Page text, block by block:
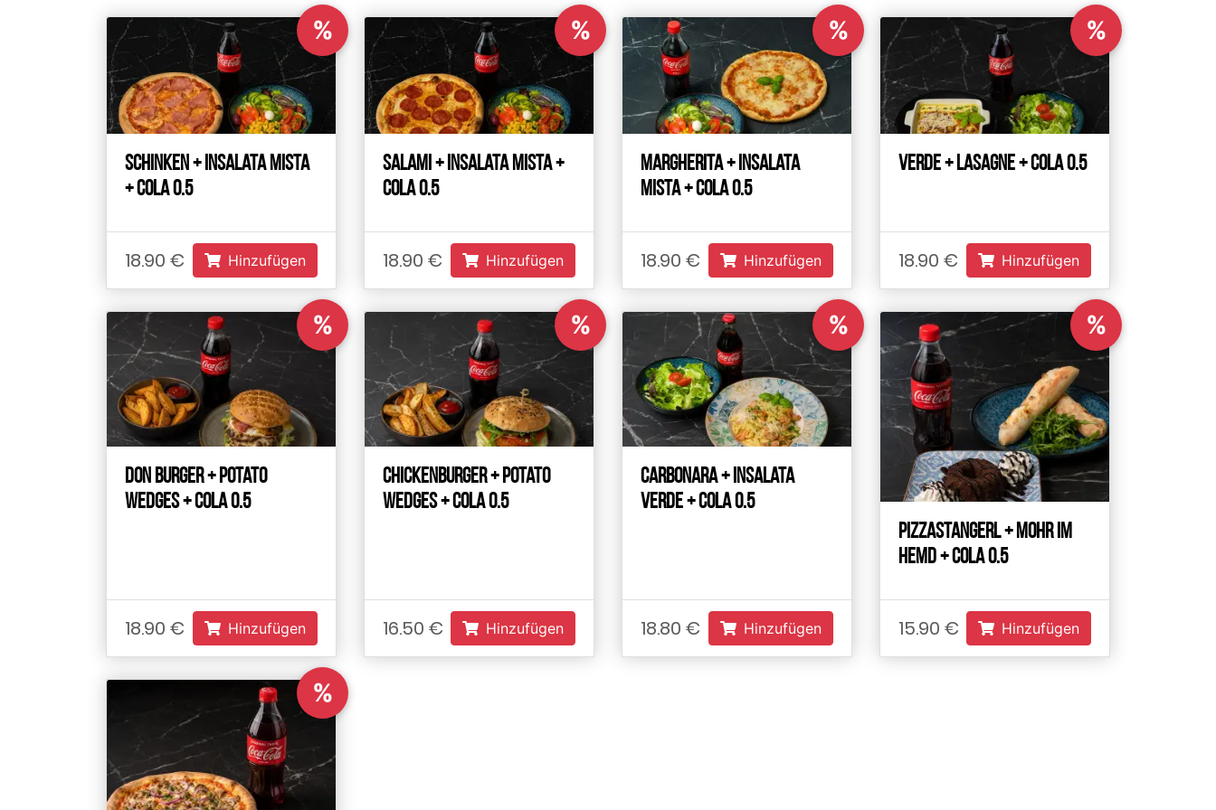
%
Schinken + Insalata Mista
+ Cola 0.5
18.90 € Hinzufügen
%
Salami + Insalata Mista +
Cola 0.5
18.90 € Hinzufügen
%
Margherita + Insalata
Mista + Cola 0.5
18.90 € Hinzufügen
%
Verde + Lasagne + Cola 0.5
18.90 € Hinzufügen
%
Don Burger + Potato
Wedges + Cola 0.5
18.90 € Hinzufügen
%
Chickenburger + Potato
Wedges + Cola 0.5
16.50 € Hinzufügen
%
Carbonara + Insalata
Verde + Cola 0.5
18.80 € Hinzufügen
%
Pizzastangerl + Mohr im
Hemd + Cola 0.5
15.90 € Hinzufügen
%